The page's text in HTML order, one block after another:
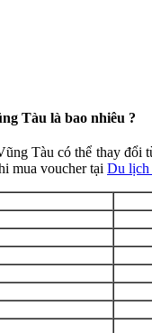
Tàu là bao nhiêu ?
Tàu có thể thay
mua voucher tại Du lịch